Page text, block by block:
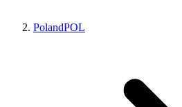
PolandPOL